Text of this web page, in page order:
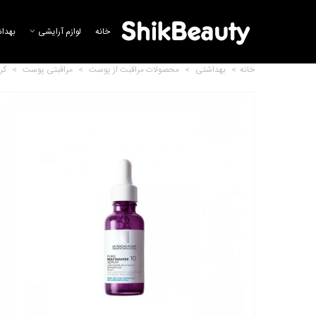
خانه لوازم آرایشی
خانه > بهداشتی > محصولات مراقبت از پوست > مراقبتی پوست >
4,963,397 تومان
سرم دور چشم روشن کننده کافئین
و چای سبز اینیسفری
9,972,966 تومان